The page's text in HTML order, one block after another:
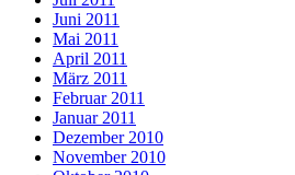
Juni 2011
Mai 2011
April 2011
März 2011
Februar 2011
Januar 2011
Dezember 2010
November 2010